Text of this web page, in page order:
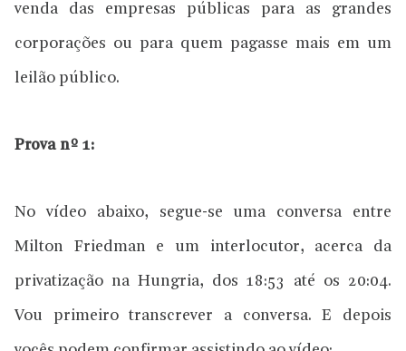
venda das empresas públicas para as grandes
corporações ou para quem pagasse mais em um
leilão público.
Prova nº 1:
No vídeo abaixo, segue-se uma conversa entre
Milton Friedman e um interlocutor, acerca da
privatização na Hungria, dos 18:53 até os 20:04.
Vou primeiro transcrever a conversa. E depois